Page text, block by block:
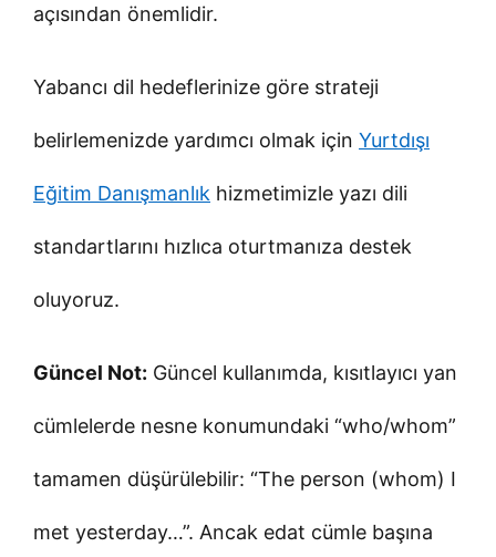
açısından önemlidir.
Yabancı dil hedeflerinize göre strateji
belirlemenizde yardımcı olmak için Yurtdışı
Eğitim Danışmanlık hizmetimizle yazı dili
standartlarını hızlıca oturtmanıza destek
oluyoruz.
Güncel Not: Güncel kullanımda, kısıtlayıcı yan
cümlelerde nesne konumundaki “who/whom”
tamamen düşürülebilir: “The person (whom) I
met yesterday…”. Ancak edat cümle başına